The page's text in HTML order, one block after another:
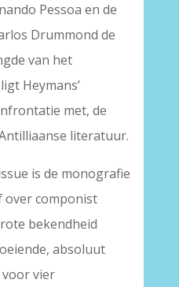
Pessoa en de
Drummond de
van het
Heymans’
met, de
literatuur.
is de monografie
over componist
bekendheid
absoluut
voor vier